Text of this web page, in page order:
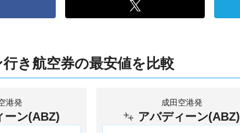
き航空券の最安値を比較
港発
ーン(ABZ)
成田空港発
アバディーン(ABZ)